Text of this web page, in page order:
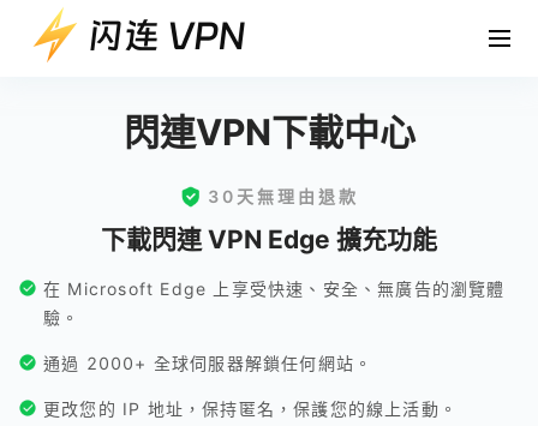
閃連VPN下載中心
30天無理由退款
下載閃連 VPN Edge 擴充功能
在 Microsoft Edge 上享受快速、安全、無廣告的瀏覽體
驗。
通過 2000+ 全球伺服器解鎖任何網站。
更改您的 IP 地址，保持匿名，保護您的線上活動。